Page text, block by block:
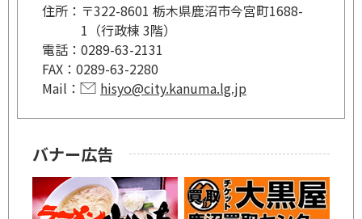
住所： 〒322-8601 栃木県鹿沼市今宮町1688-
1（行政棟 3階）
電話： 0289-63-2131
FAX： 0289-63-2280
Mail：
hisyo@city.kanuma.lg.jp
バナー広告